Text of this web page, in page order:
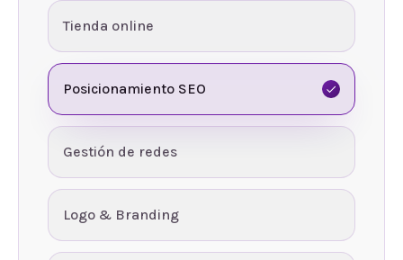
Tienda online
Posicionamiento SEO
Gestión de redes
Logo & Branding